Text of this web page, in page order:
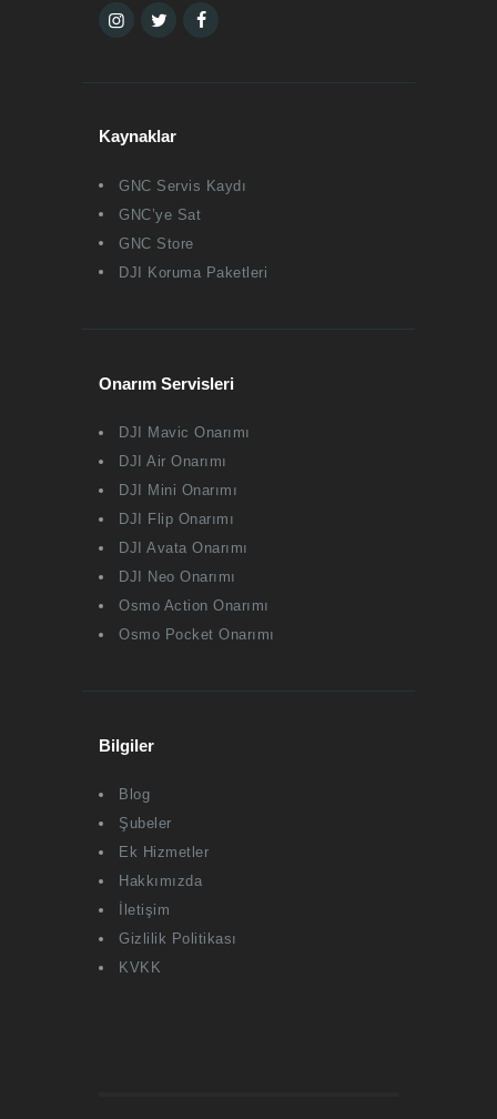
Kaynaklar
GNC Servis Kaydı
GNC’ye Sat
GNC Store
DJI Koruma Paketleri
Onarım Servisleri
DJI Mavic Onarımı
DJI Air Onarımı
DJI Mini Onarımı
DJI Flip Onarımı
DJI Avata Onarımı
DJI Neo Onarımı
Osmo Action Onarımı
Osmo Pocket Onarımı
Bilgiler
Blog
Şubeler
Ek Hizmetler
Hakkımızda
İletişim
Gizlilik Politikası
KVKK